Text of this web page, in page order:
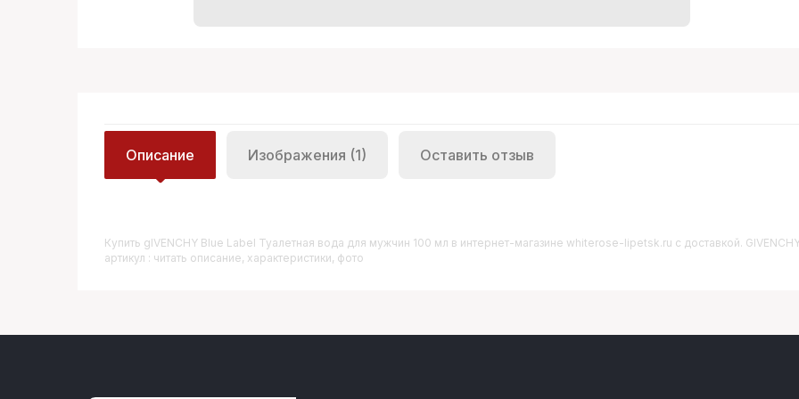
Описание Изображения (1) Оставить отзыв
Купить GIVENCHY Blue Label Туалетная вода для мужчин 100 мл в интернет-магазине whiterose-lipetsk.ru с доставкой.
артикул : читать описание, характеристики, фото